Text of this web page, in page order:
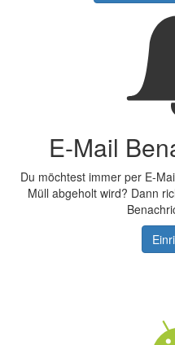
E-Mail
Du möchtest immer per E-
Müll abgeholt wird? Dann